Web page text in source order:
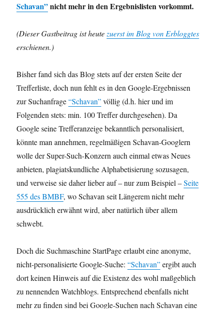
Schavan”nicht mehr in den Ergebnislisten vorkommt.
(Dieser Gastbeitrag ist heutezuerst im Blog von Erbloggtes
erschienen.)
Bisher fand sich das Blog stets auf der ersten Seite der
Trefferliste, doch nun fehlt es in den Google-Ergebnissen
zur Suchanfrage“Schavan”völlig(d.h. hier und im
Folgenden stets: min. 100 Treffer durchgesehen). Da
Google seine Trefferanzeige bekanntlich personalisiert,
könnte man annehmen, regelmäßigen Schavan-Googlern
wolle der Super-Such-Konzern auch einmal etwas Neues
anbieten, plagiatskundliche Alphabetisierung sozusagen,
und verweise sie daher lieber auf – nur zum Beispiel –Seite
555 des BMBF, wo Schavan seit Längerem nicht mehr
ausdrücklich erwähnt wird, aber natürlich über allem
schwebt.
Doch die Suchmaschine StartPage erlaubt eine anonyme,
nicht-personalisierte Google-Suche:“Schavan”ergibt auch
dort keinen Hinweis auf die Existenz des wohl maßgeblich
zu nennenden Watchblogs. Entsprechend ebenfalls nicht
mehr zu finden sind bei Google-Suchen nach Schavan eine